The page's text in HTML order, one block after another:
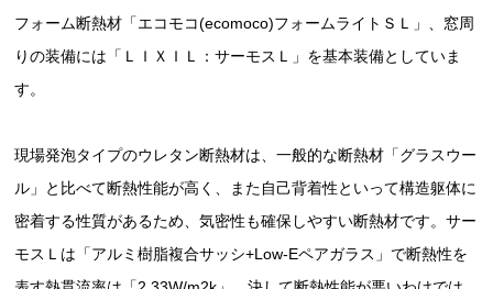
フォーム断熱材「エコモコ(ecomoco)フォームライトＳＬ」、窓周
りの装備には「ＬＩＸＩＬ：サーモスＬ」を基本装備としていま
す。
現場発泡タイプのウレタン断熱材は、一般的な断熱材「グラスウー
ル」と比べて断熱性能が高く、また自己背着性といって構造躯体に
密着する性質があるため、気密性も確保しやすい断熱材です。サー
モスＬは「アルミ樹脂複合サッシ+Low-Eペアガラス」で断熱性を